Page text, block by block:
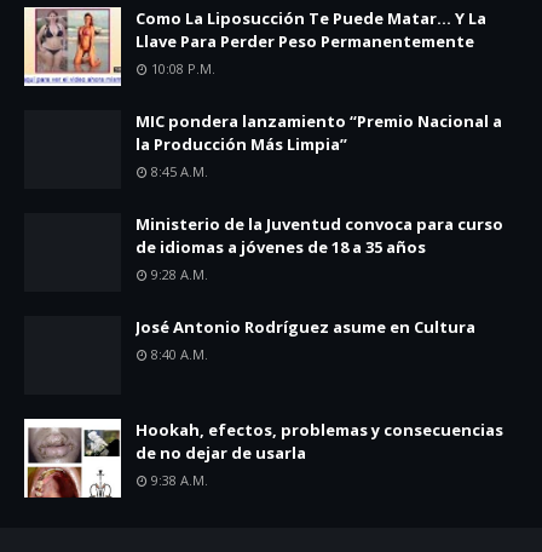
Como La Liposucción Te Puede Matar… Y La
Llave Para Perder Peso Permanentemente
10:08 P.m.
MIC pondera lanzamiento “Premio Nacional a
la Producción Más Limpia”
8:45 A.m.
Ministerio de la Juventud convoca para curso
de idiomas a jóvenes de 18 a 35 años
9:28 A.m.
José Antonio Rodríguez asume en Cultura
8:40 A.m.
Hookah, efectos, problemas y consecuencias
de no dejar de usarla
9:38 A.m.